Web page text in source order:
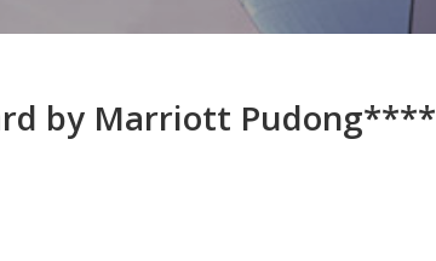
by Marriott Pudong****